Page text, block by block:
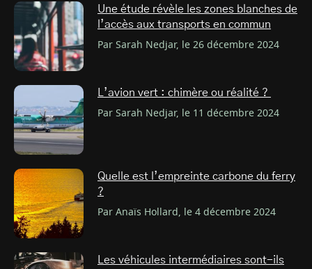
Une étude révèle les zones blanches de
l’accès aux transports en commun
Par Sarah Nedjar, le 26 décembre 2024
L’avion vert : chimère ou réalité ?
Par Sarah Nedjar, le 11 décembre 2024
Quelle est l’empreinte carbone du ferry
?
Par Anaïs Hollard, le 4 décembre 2024
Les véhicules intermédiaires sont-ils